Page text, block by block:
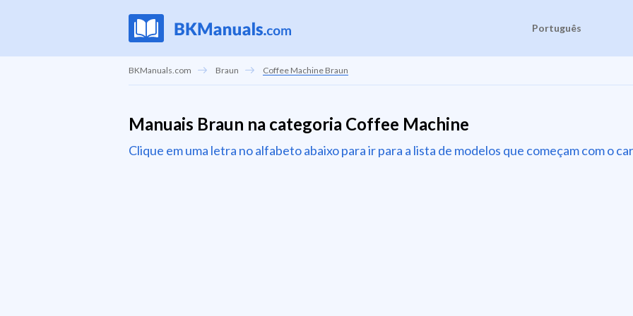
Português
BKManuals.com Braun Coffee Machine Braun
Manuais Braun na categoria Coffee Machine
Clique em uma letra no alfabeto abaixo para ir para a lista de modelos que começam com o